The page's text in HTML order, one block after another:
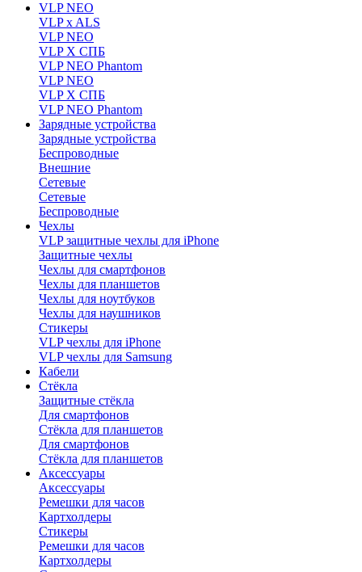
VLP NEO
VLP x ALS
VLP NEO
VLP X СПБ
VLP NEO Phantom
VLP NEO
VLP X СПБ
VLP NEO Phantom
Зарядные устройства
Зарядные устройства
Беспроводные
Внешние
Сетевые
Сетевые
Беспроводные
Чехлы
VLP защитные чехлы для iPhone
Защитные чехлы
Чехлы для смартфонов
Чехлы для планшетов
Чехлы для ноутбуков
Чехлы для наушников
Стикеры
VLP чехлы для iPhone
VLP чехлы для Samsung
Кабели
Стёкла
Защитные стёкла
Для смартфонов
Стёкла для планшетов
Для смартфонов
Стёкла для планшетов
Аксессуары
Аксессуары
Ремешки для часов
Картхолдеры
Стикеры
Ремешки для часов
Картхолдеры